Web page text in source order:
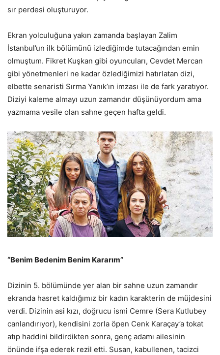
sır perdesi oluşturuyor.
Ekran yolculuğuna yakın zamanda başlayan Zalim
İstanbul’un ilk bölümünü izlediğimde tutacağından emin
olmuştum. Fikret Kuşkan gibi oyuncuları, Cevdet Mercan
gibi yönetmenleri ne kadar özlediğimizi hatırlatan dizi,
elbette senaristi Sırma Yanık’ın imzası ile de fark yaratıyor.
Diziyi kaleme almayı uzun zamandır düşünüyordum ama
yazmama vesile olan sahne geçen hafta geldi.
“Benim Bedenim Benim Kararım”
Dizinin 5. bölümünde yer alan bir sahne uzun zamandır
ekranda hasret kaldığımız bir kadın karakterin de müjdesini
verdi. Dizinin asi kızı, doğrucu ismi Cemre (Sera Kutlubey
canlandırıyor), kendisini zorla öpen Cenk Karaçay’a tokat
atıp haddini bildirdikten sonra, genç adamı ailesinin
önünde ifşa ederek rezil etti. Susan, kabullenen, tacizci